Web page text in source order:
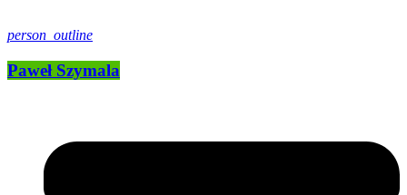
person_outline
Paweł Szymala